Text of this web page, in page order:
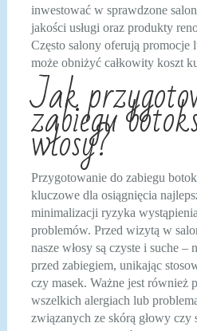
inwestować w sprawdzone
jakości usługi oraz produkty
Często salony oferują promocje
może obniżyć całkowity koszt
Jak
zabiegu
włosy?
Przygotowanie do zabiegu
kluczowe dla osiągnięcia
minimalizacji ryzyka
problemów. Przed wizytą w
nasze włosy są czyste i suche –
przed zabiegiem, unikając
czy masek. Ważne jest również
wszelkich alergiach lub
związanych ze skórą głowy czy